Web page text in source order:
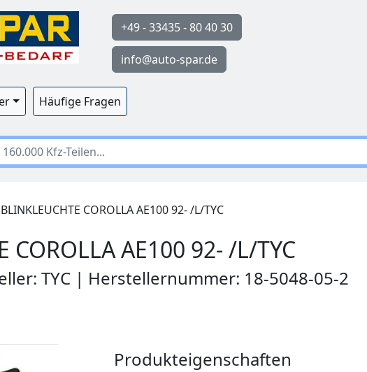
+49 - 33435 - 80 40 30
info@auto-spar.de
Häufige Fragen
BLINKLEUCHTE COROLLA AE100 92- /L/TYC
COROLLA AE100 92- /L/TYC
TYC | Herstellernummer: 18-5048-05-2
Produkteigenschaften